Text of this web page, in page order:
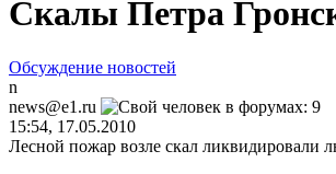
Скалы Петра
Обсуждение новостей
n
news@e1.ru
15:54, 17.05.2010
Лесной пожар возле скал ликвидировали